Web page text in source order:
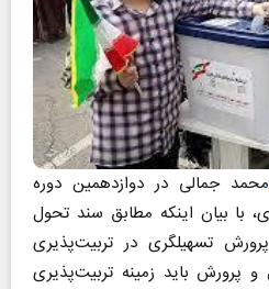
محمد جمالی در دوازدهمین دوره
با بیان اینکه مطابق سند تحول
تسهیلگری در تربیت‌پذیری
باید زمینه تربیت‌پذیری